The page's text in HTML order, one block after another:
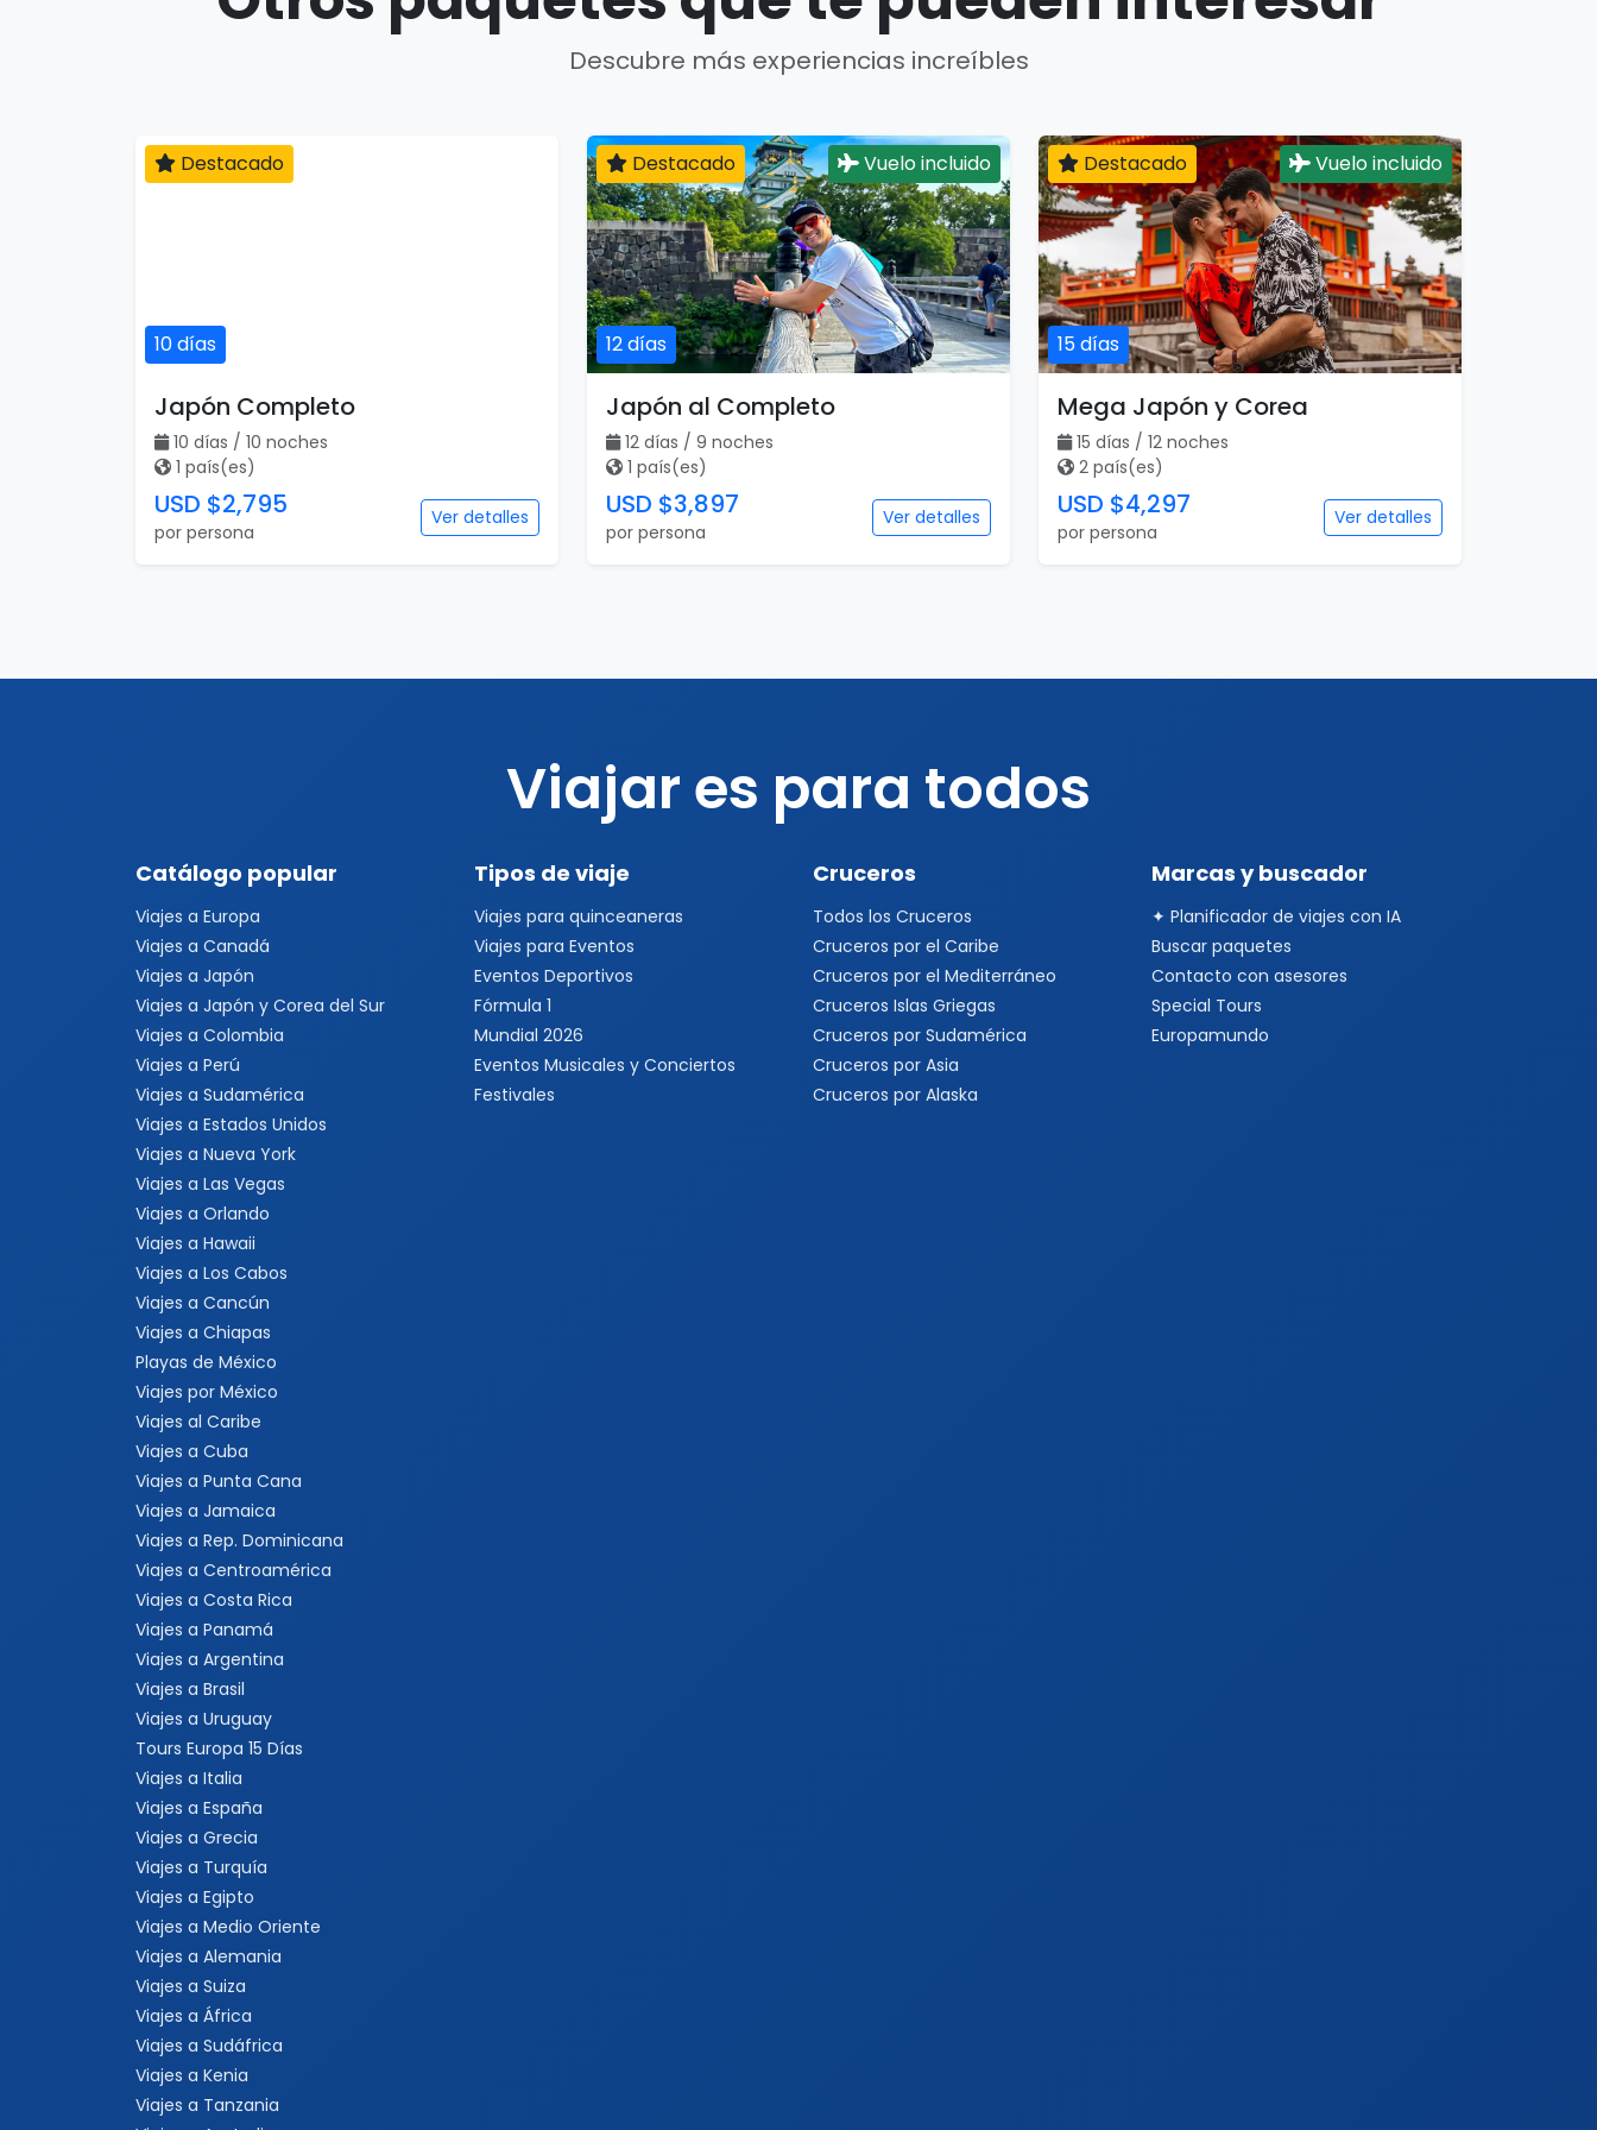
Descubre más experiencias increíbles
10 días
Destacado
Japón Completo
10 días / 10 noches
1 país(es)
USD $2,795
por persona
Ver detalles
12 días
Destacado Vuelo incluido
Japón al Completo
12 días / 9 noches
1 país(es)
USD $3,897
por persona
Ver detalles
15 días
Destacado Vuelo incluido
Mega Japón y Corea
15 días / 12 noches
2 país(es)
USD $4,297
por persona
Ver detalles
Viajar es para todos
Catálogo popular
Viajes a Europa
Viajes a Canadá
Viajes a Japón
Viajes a Japón y Corea del Sur
Viajes a Colombia
Viajes a Perú
Viajes a Sudamérica
Viajes a Estados Unidos
Viajes a Nueva York
Viajes a Las Vegas
Viajes a Orlando
Viajes a Hawaii
Viajes a Los Cabos
Viajes a Cancún
Viajes a Chiapas
Playas de México
Viajes por México
Viajes al Caribe
Viajes a Cuba
Viajes a Punta Cana
Viajes a Jamaica
Viajes a Rep. Dominicana
Viajes a Centroamérica
Viajes a Costa Rica
Viajes a Panamá
Viajes a Argentina
Viajes a Brasil
Viajes a Uruguay
Tours Europa 15 Días
Viajes a Italia
Viajes a España
Viajes a Grecia
Viajes a Turquía
Viajes a Egipto
Viajes a Medio Oriente
Viajes a Alemania
Viajes a Suiza
Viajes a África
Viajes a Sudáfrica
Viajes a Kenia
Viajes a Tanzania
Tipos de viaje
Viajes para quinceaneras
Viajes para Eventos
Eventos Deportivos
Fórmula 1
Mundial 2026
Eventos Musicales y Conciertos
Festivales
Cruceros
Todos los Cruceros
Cruceros por el Caribe
Cruceros por el Mediterráneo
Cruceros Islas Griegas
Cruceros por Sudamérica
Cruceros por Asia
Cruceros por Alaska
Marcas y buscador
✦ Planificador de viajes con IA
Buscar paquetes
Contacto con asesores
Special Tours
Europamundo